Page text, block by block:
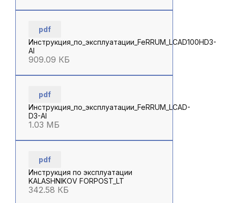
pdf
Инструкция_по_эксплуатации_FeRRUM_LCAD100HD3-
AI
909.09 КБ
pdf
Инструкция_по_эксплуатации_FeRRUM_LCAD-
D3-AI
1.03 МБ
pdf
Инструкция по эксплуатации
KALASHNIKOV FORPOST_LT
342.58 КБ